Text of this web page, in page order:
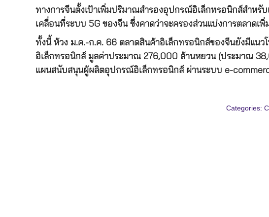
ทางการจีนตั้งเป้าเพิ่มปริมาณสำรองอุปกรณ์อิเล็กทรอนิกส์สำหรั
เคลื่อนที่ระบบ 5G ของจีน ซึ่งคาดว่าจะครองส่วนแบ่งการตลาดเ
ทั้งนี้ ห้วง ม.ค.-ก.ค. 66 ตลาดสินค้าอิเล็กทรอนิกส์ของจีนยังมีแ
อิเล็กทรอนิกส์ มูลค่าประมาณ 276,000 ล้านหยวน (ประมาณ
แผนสนับสนุนผู้ผลิตอุปกรณ์อิเล็กทรอนิกส์ ผ่านระบบ e-
Categories: